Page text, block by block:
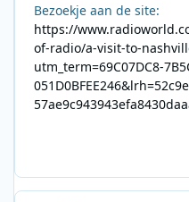
Bezoekje aan de site:
https://
of-radio/a-visit-to-
utm_term=69C07DC8-